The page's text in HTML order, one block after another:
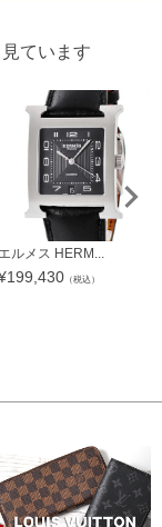
ています
エルメス HERM...
199,430 （税込）